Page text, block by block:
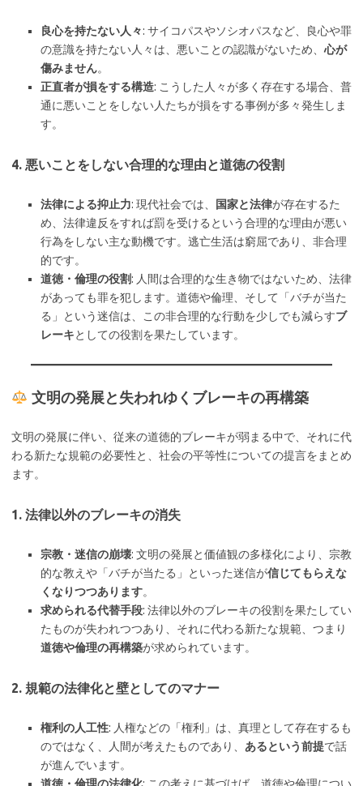
良心を持たない人々: サイコパスやソシオパスなど、良心や罪
の意識を持たない人々は、悪いことの認識がないため、 心が
傷みません。
正直者が損をする構造: こうした人々が多く存在する場合、普
通に悪いことをしない人たちが損をする事例が多々発生しま
す。
4. 悪いことをしない合理的な理由と道徳の役割
法律による抑止力: 現代社会では、 国家と法律が存在するた
め、法律違反をすれば罰を受けるという合理的な理由が悪い
行為をしない主な動機です。逃亡生活は窮屈であり、非合理
的です。
道徳・倫理の役割: 人間は合理的な生き物ではないため、法律
があっても罪を犯します。道徳や倫理、そして「バチが当た
る」という迷信は、この非合理的な行動を少しでも減らすブ
レーキとしての役割を果たしています。
文明の発展と失われゆくブレーキの再構築
文明の発展に伴い、従来の道徳的ブレーキが弱まる中で、それに代
わる新たな規範の必要性と、社会の平等性についての提言をまとめ
ます。
1. 法律以外のブレーキの消失
宗教・迷信の崩壊: 文明の発展と価値観の多様化により、宗教
的な教えや「バチが当たる」といった迷信が信じてもらえな
くなりつつあります。
求められる代替手段: 法律以外のブレーキの役割を果たしてい
たものが失われつつあり、それに代わる新たな規範、つまり
道徳や倫理の再構築が求められています。
2. 規範の法律化と壁としてのマナー
権利の人工性: 人権などの「権利」は、真理として存在するも
のではなく、人間が考えたものであり、 あるという前提で話
が進んでいます。